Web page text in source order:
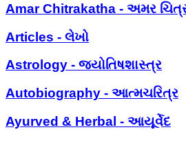
Amar Chitrakatha - અમર
Articles - લેખો
Astrology - જ્યોતિષશાસ્ત્ર
Autobiography - આત્મચરિત્ર
Ayurved & Herbal - આયૂર્વેદ